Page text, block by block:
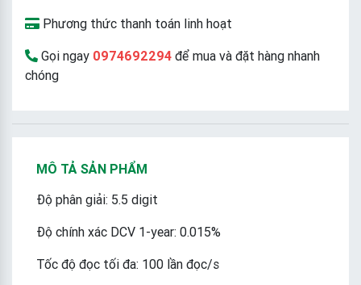
Phương thức thanh toán linh hoạt
Gọi ngay 0974692294 để mua và đặt hàng nhanh
chóng
MÔ TẢ SẢN PHẨM
Độ phân giải: 5.5 digit
Độ chính xác DCV 1-year: 0.015%
Tốc độ đọc tối đa: 100 lần đọc/s